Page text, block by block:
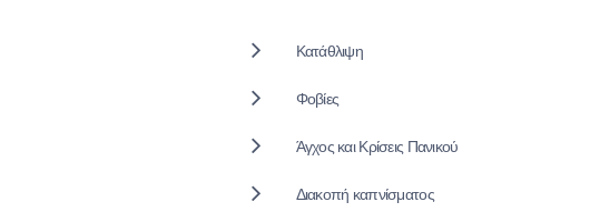
Κατάθλιψη
Φοβίες
Άγχος και Κρίσεις Πανικού
Διακοπή καπνίσματος